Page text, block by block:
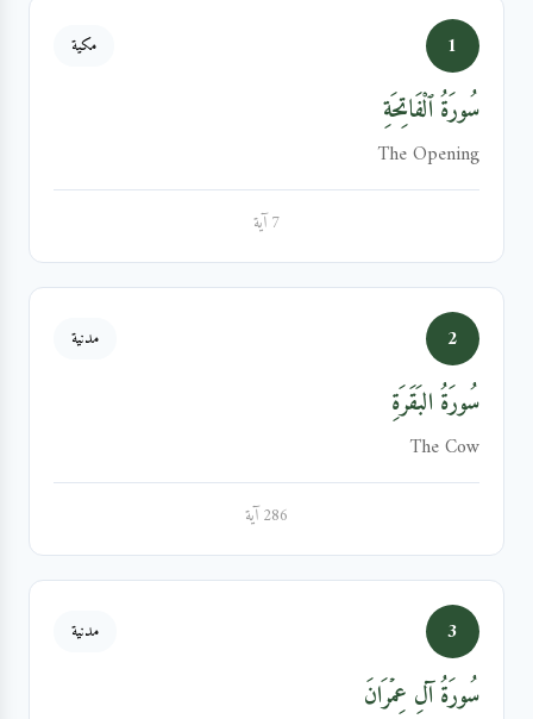
1 مكية
سُورَةُ ٱلْفَاتِحَةِ
The Opening
7 آية
2 مدنية
سُورَةُ البَقَرَةِ
The Cow
286 آية
3 مدنية
سُورَةُ آلِ عِمۡرَانَ